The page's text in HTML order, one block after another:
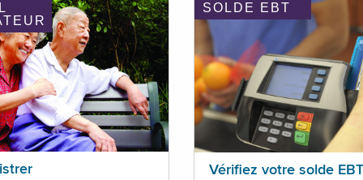
SOLDE EBT
Vérifiez votre solde EBT